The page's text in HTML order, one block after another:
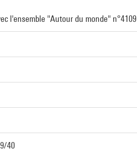
l'ensemble "Autour du monde" n°4109
40